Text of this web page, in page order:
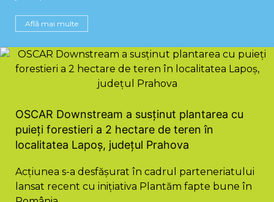
Află mai multe
OSCAR Downstream a susținut plantarea cu
puieți forestieri a 2 hectare de teren în
localitatea Lapoș, județul Prahova
Acțiunea s-a desfășurat în cadrul parteneriatului
lansat recent cu inițiativa Plantăm fapte bune în